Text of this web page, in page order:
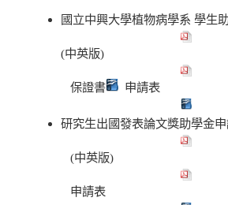
國立中興大學植物病學系 學生
(中英版)
保證書 申請表
研究生出國發表論文獎助學金
(中英版)
申請表